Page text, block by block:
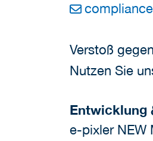
compliance
Verstoß
Nutzen Sie
Entwicklung
e-pixler NEW